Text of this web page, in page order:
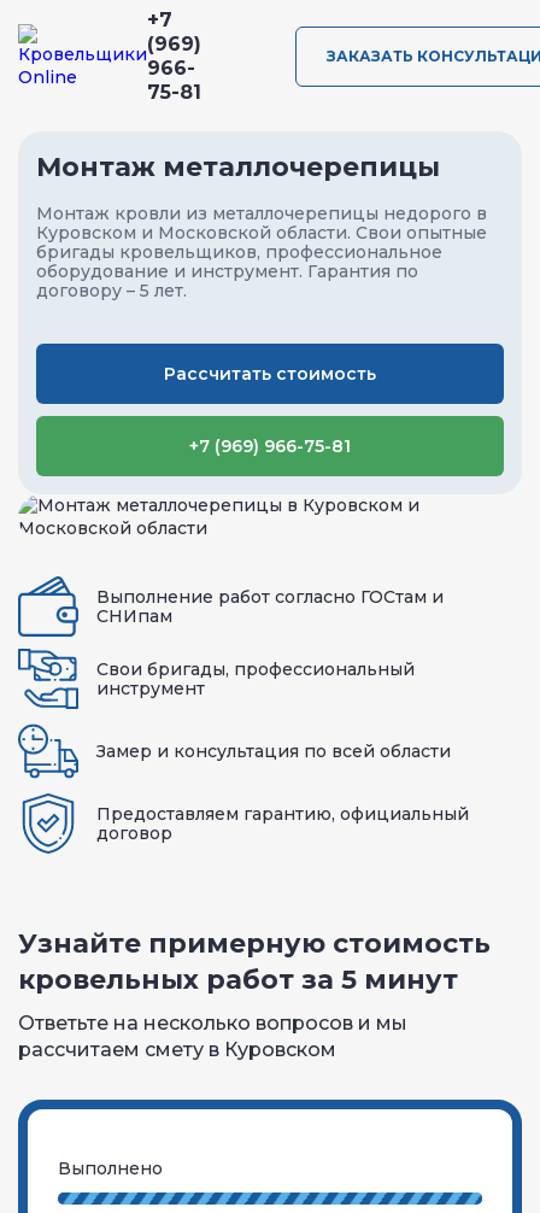
+7
(969)
966-
75-81
ЗАКАЗАТЬ
Монтаж металлочерепицы
Монтаж кровли из металлочерепицы недорого в
Куровском и Московской области. Свои опытные
бригады кровельщиков, профессиональное
оборудование и инструмент. Гарантия по
договору – 5 лет.
Рассчитать стоимость
+7 (969) 966-75-81
Выполнение работ согласно ГОСтам и
СНИпам
Свои бригады, профессиональный
инструмент
Замер и консультация по всей области
Предоставляем гарантию, официальный
договор
Узнайте примерную стоимость
кровельных работ за 5 минут
Ответьте на несколько вопросов и мы
рассчитаем смету в Куровском
Выполнено